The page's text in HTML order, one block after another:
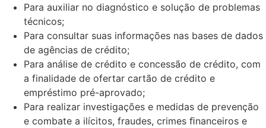
Para auxiliar no diagnóstico e solução de problemas
técnicos;
Para consultar suas informações nas bases de dados
de agências de crédito;
Para análise de crédito e concessão de crédito, com
a finalidade de ofertar cartão de crédito e
empréstimo pré-aprovado;
Para realizar investigações e medidas de prevenção
e combate a ilícitos, fraudes, crimes ﬁnanceiros e